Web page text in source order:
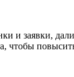
и заявки,
чтобы